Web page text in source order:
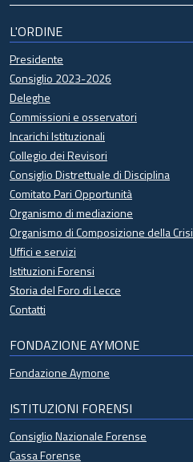
L'ORDINE
Presidente
Consiglio 2023-2026
Deleghe
Commissioni e osservatori
Incarichi Istituzionali
Collegio dei Revisori
Consiglio Distrettuale di Disciplina
Comitato Pari Opportunità
Organismo di mediazione
Organismo di Composizione della Crisi
Uffici e servizi
Istituzioni Forensi
Storia del Foro di Lecce
Contatti
FONDAZIONE AYMONE
Fondazione Aymone
ISTITUZIONI FORENSI
Consiglio Nazionale Forense
Cassa Forense